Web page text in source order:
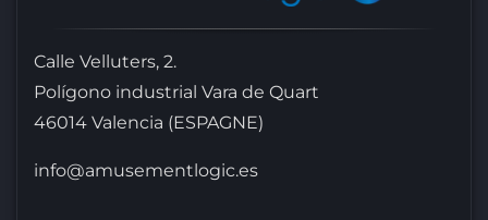
Calle Velluters, 2.
Polígono industrial Vara de Quart
46014 Valencia (ESPAGNE)
info@amusementlogic.es